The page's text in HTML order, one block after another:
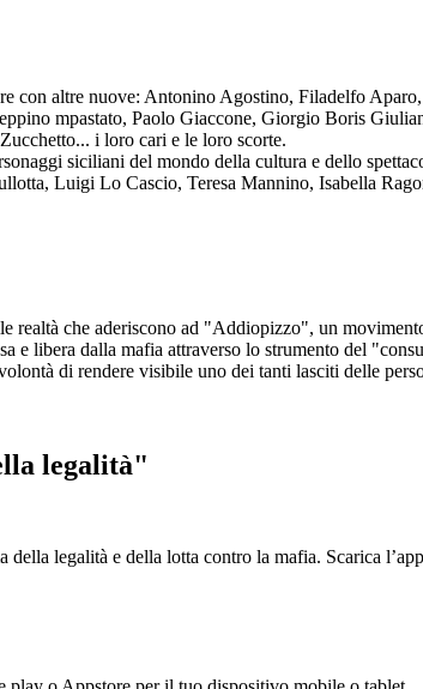
con altre nuove: Antonino Agostino, Filadelfo
mpastato, Paolo Giaccone, Giorgio Boris
i loro cari e le loro scorte.
siciliani del mondo della cultura e dello
Luigi Lo Cascio, Teresa Mannino, Isabella
realtà che aderiscono ad "Addiopizzo", un
e libera dalla mafia attraverso lo strumento del
di rendere visibile uno dei tanti lasciti delle
legalità"
della legalità e della lotta contro la mafia. Scarica